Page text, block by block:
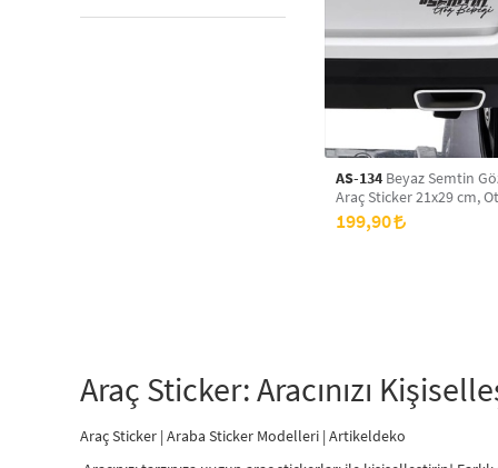
AS-134 Beyaz Semtin
Araç Sticker 21x29 cm,
Araba Sticker
199,90
Araç Sticker: Aracınızı
Araç Sticker | Araba Sticker Modelleri | Artikeldeko